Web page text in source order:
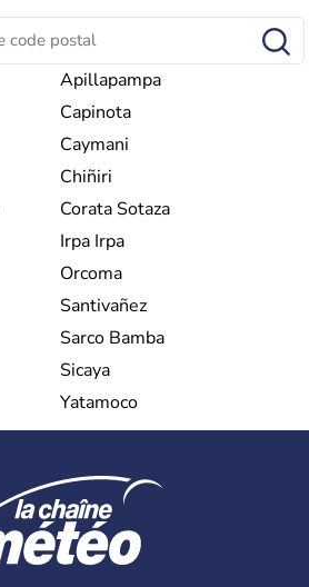
Apillapampa
Capinota
Caymani
Chiñiri
Corata Sotaza
Irpa Irpa
Orcoma
Santivañez
Sarco Bamba
Sicaya
Yatamoco